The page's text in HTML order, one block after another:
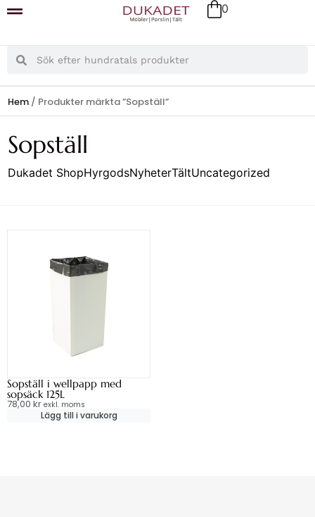
0
Hem / Produkter märkta ”Sopställ”
Sopställ
Dukadet ShopHyrgodsNyheterTältUncategorized
Sopställ i wellpapp med
sopsäck 125L
78,00 kr exkl. moms
Lägg till i varukorg